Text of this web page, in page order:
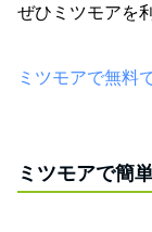
ぜひミツモアを
ミツモアで無料
ミツモアで簡